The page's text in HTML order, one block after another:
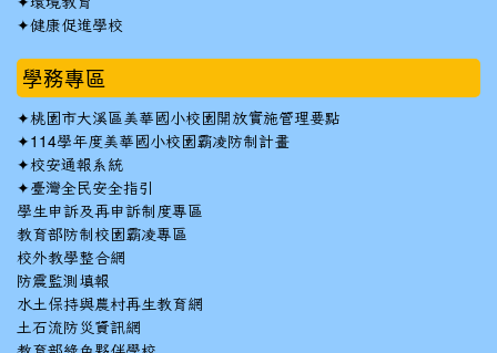
✦健康促進學校
學務專區
✦桃園市大溪區美華國小校園開放實施管理要點
✦114學年度美華國小校園霸凌防制計畫
✦校安通報系統
✦臺灣全民安全指引
學生申訴及再申訴制度專區
教育部防制校園霸凌專區
校外教學整合網
防震監測填報
水土保持與農村再生教育網
土石流防災資訊網